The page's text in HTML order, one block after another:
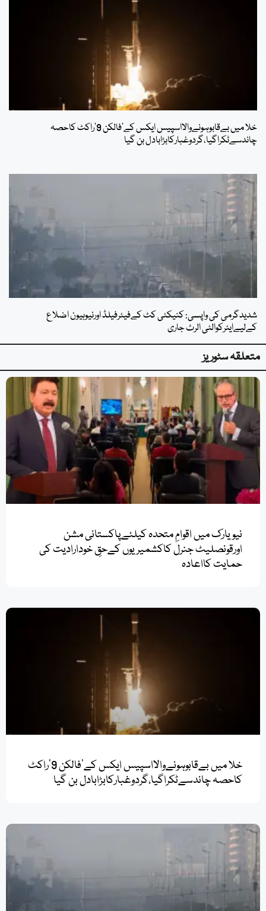
خلا میں بےقابوہونےوالااسپیس ایکس کے’فالکن 9’راکٹ کاحصہ
چاندسےٹکراگیا،گردوغبارکابڑابادل بن گیا
شدیدگرمی کی واپسی: کنیکٹی کٹ کےفیئرفیلڈ اورنیوہیون اضلاع
کےلیےایئرکوالٹی الرٹ جاری
متعلقہ سٹوریز
نیویارک میں اقوامِ متحدہ کیلئےپاکستانی مشن
اورقونصلیٹ جنرل کاکشمیریوں کےحقِ خودارادیت کی
حمایت کااعادہ
خلا میں بےقابوہونےوالااسپیس ایکس کے’فالکن 9’راکٹ
کاحصہ چاندسےٹکراگیا،گردوغبارکابڑابادل بن گیا